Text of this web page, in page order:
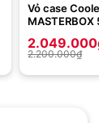
Vỏ case
2.049.000
2.200.000₫